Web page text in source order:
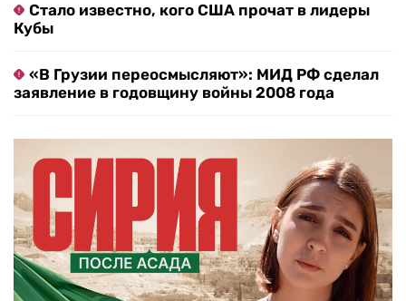
Стало известно, кого США прочат в лидеры
Кубы
«В Грузии переосмысляют»: МИД РФ сделал
заявление в годовщину войны 2008 года